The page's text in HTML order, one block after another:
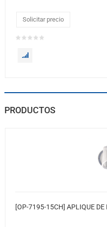
Solicitar precio
PRODUCTOS